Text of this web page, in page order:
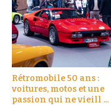
Rétromobile 50 ans :
voitures, motos et une
passion qui ne vieill ...